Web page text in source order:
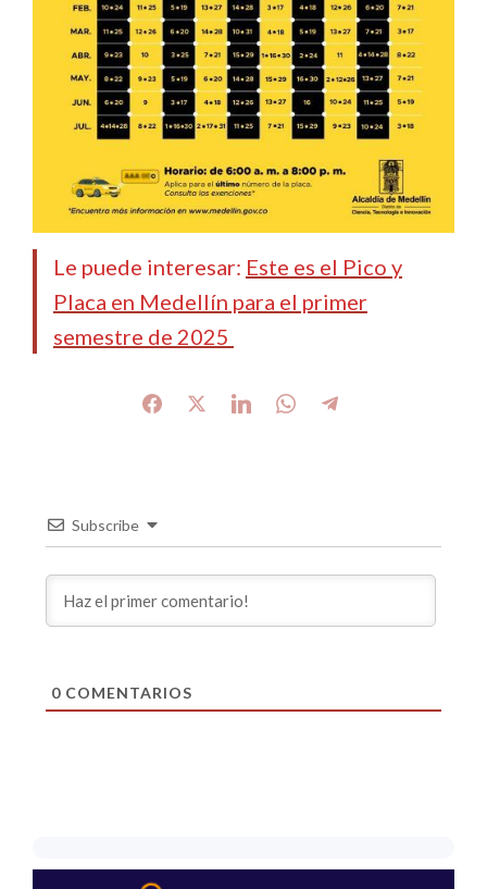
Le puede interesar: Este es el Pico y
Placa en Medellín para el primer
semestre de 2025
Subscribe
0COMENTARIOS